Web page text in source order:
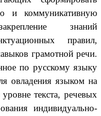
и коммуникативную
знаний
правил,
грамотной речи.
по русскому языку
овладения языком на
текста, речевых
индивидуально-